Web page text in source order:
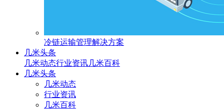
冷链运输管理解决方案
几米头条
几米动态行业资讯几米百科
几米头条
几米动态
行业资讯
几米百科